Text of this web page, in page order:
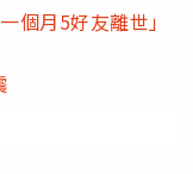
個月5好友離世」